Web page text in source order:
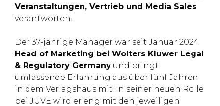
Veranstaltungen, Vertrieb und Media Sales
verantworten.
Der 37-jährige Manager war seit Januar 2024
Head of Marketing bei Wolters Kluwer Legal
& Regulatory Germany und bringt
umfassende Erfahrung aus über fünf Jahren
in dem Verlagshaus mit. In seiner neuen Rolle
bei JUVE wird er eng mit den jeweiligen